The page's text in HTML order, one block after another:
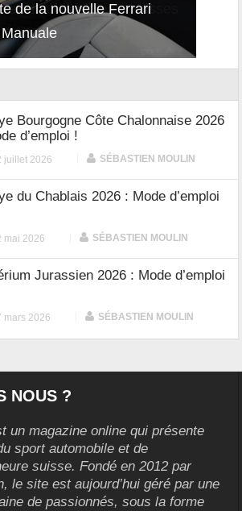
de la nouvelle Ferrari
Bourgogne Côte Chalonnaise 2026
d’emploi !
juillet 2026 SÉBASTIEN MOULIN
du Chablais 2026 : Mode d’emploi
mai 2026 SÉBASTIEN MOULIN
Jurassien 2026 : Mode d’emploi
mars 2026 SÉBASTIEN MOULIN
NOUS ?
un magazine online qui présente
sport automobile et de
suisse. Fondé en 2012 par
le site est aujourd’hui géré par une
de passionnés, sous la forme